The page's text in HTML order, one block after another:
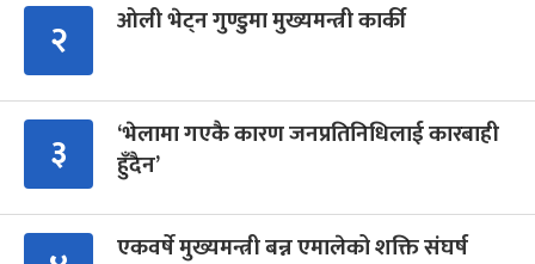
२ ओली भेट्न गुण्डुमा मुख्यमन्त्री कार्की
३
‘भेलामा गएकै कारण जनप्रतिनिधिलाई कारबाही
हुँदैन’
एकवर्षे मुख्यमन्त्री बन्न एमालेको शक्ति संघर्ष